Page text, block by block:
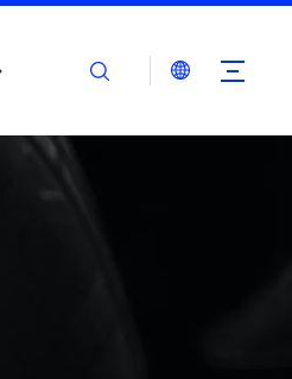
お問い合わせ